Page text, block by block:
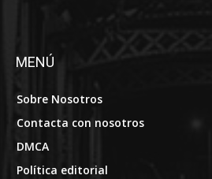
MENÚ
Sobre Nosotros
Contacta con nosotros
DMCA
Política editorial